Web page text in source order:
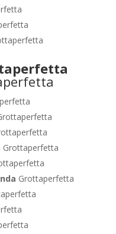
Grottaperfetta
Grottaperfetta